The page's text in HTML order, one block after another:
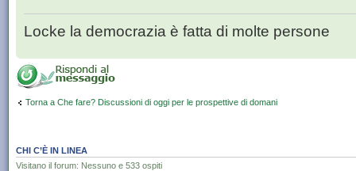
Locke la democrazia è fatta di molte persone
Torna a Che fare? Discussioni di oggi per le prospettive di domani
CHI C’È IN LINEA
Visitano il forum: Nessuno e 533 ospiti